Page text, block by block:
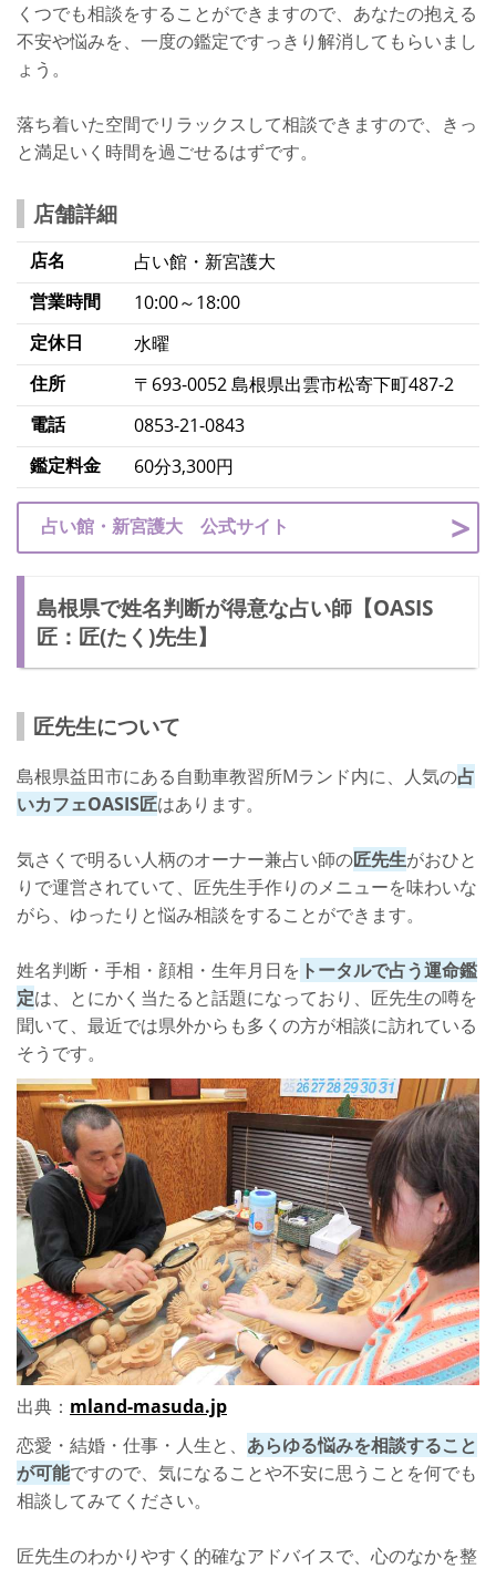
くつでも相談をすることができますので、あなたの抱える
不安や悩みを、一度の鑑定ですっきり解消してもらいまし
ょう。
落ち着いた空間でリラックスして相談できますので、きっ
と満足いく時間を過ごせるはずです。
店舗詳細
店名
占い館・新宮護大
営業時間
10:00～18:00
定休日
水曜
住所
〒693-0052 島根県出雲市松寄下町487-2
電話
0853-21-0843
鑑定料金
60分3,300円
占い館・新宮護大 公式サイト
島根県で姓名判断が得意な占い師【OASIS
匠：匠(たく)先生】
匠先生について
島根県益田市にある自動車教習所Mランド内に、人気の占
いカフェOASIS匠はあります。
気さくで明るい人柄のオーナー兼占い師の匠先生がおひと
りで運営されていて、匠先生手作りのメニューを味わいな
がら、ゆったりと悩み相談をすることができます。
姓名判断・手相・顔相・生年月日を トータルで占う運命鑑
定は、とにかく当たると話題になっており、匠先生の噂を
聞いて、最近では県外からも多くの方が相談に訪れている
そうです。
出典： mland-masuda.jp
恋愛・結婚・仕事・人生と、 あらゆる悩みを相談すること
が可能ですので、気になることや不安に思うことを何でも
相談してみてください。
匠先生のわかりやすく的確なアドバイスで、心のなかを整